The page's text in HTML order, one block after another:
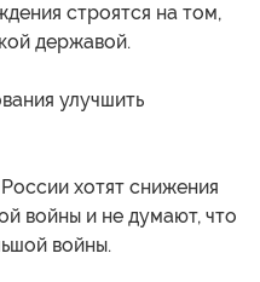
строятся на том,
державой.
улучшить
хотят снижения
войны и не думают, что
войны.